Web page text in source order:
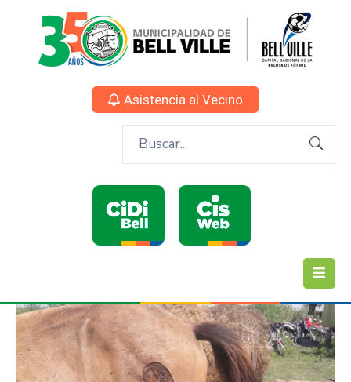
Asistencia al Vecino